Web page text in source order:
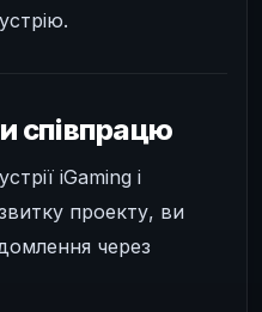
співпрацю
iGaming і
проекту, ви
через